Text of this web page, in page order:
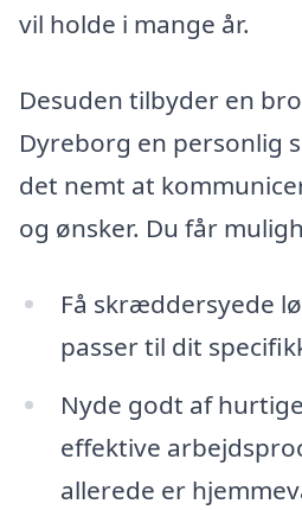
vil holde i mange år.
Desuden tilbyder en
Dyreborg en personlig
det nemt at
og ønsker. Du får
Få skræddersyede
passer til dit
Nyde godt af
effektive
allerede er